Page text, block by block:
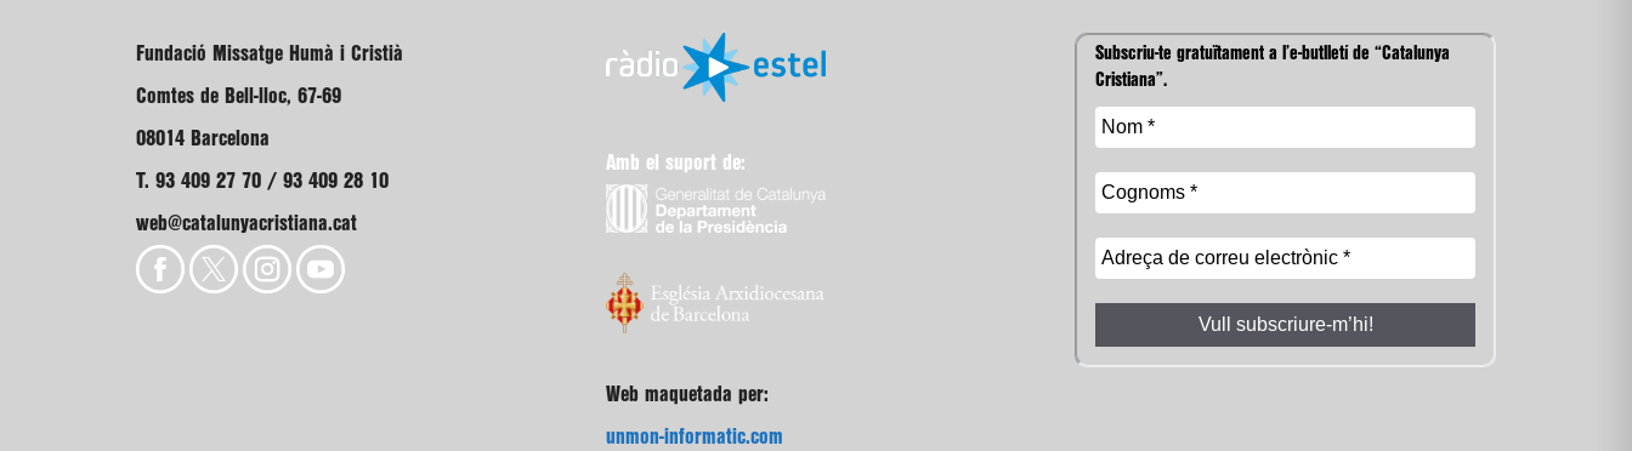
Fundació Missatge Humà i Cristià
Comtes de Bell-lloc, 67-69
08014 Barcelona
T. 93 409 27 70 / 93 409 28 10
web@catalunyacristiana.cat
Amb el suport de:
Web maquetada per:
unmon-informatic.com
Subscriu-te gratuïtament a l’e-butlletí de “Catalunya
Cristiana”.